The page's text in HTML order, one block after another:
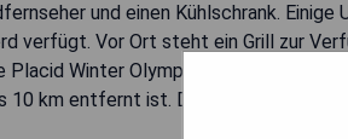
und einen Kühlschrank.
verfügt. Vor Ort steht ein Grill zur
Placid Winter Olympic Museum liegt
10 km entfernt ist. Der nächste